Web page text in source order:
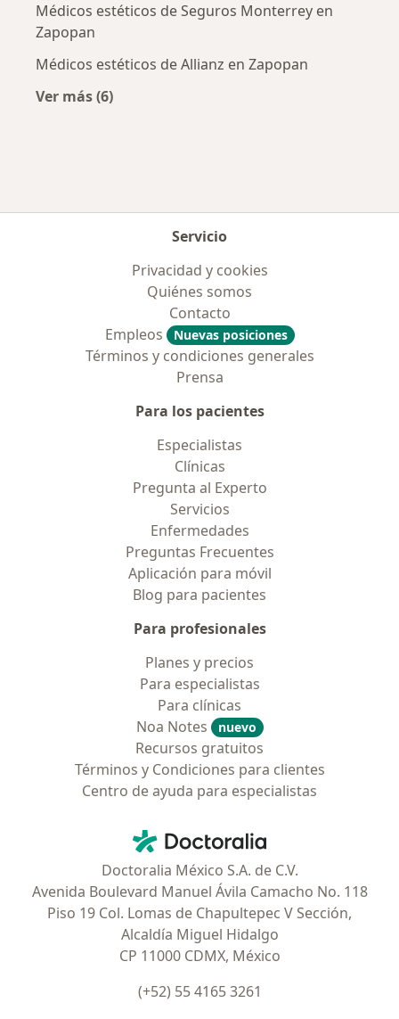
Médicos estéticos de Seguros Monterrey en
Zapopan
Médicos estéticos de Allianz en Zapopan
Ver más (6)
Servicio
Privacidad y cookies
Quiénes somos
Contacto
Empleos
Nuevas posiciones
Términos y condiciones generales
Prensa
Para los pacientes
Especialistas
Clínicas
Pregunta al Experto
Servicios
Enfermedades
Preguntas Frecuentes
Aplicación para móvil
Blog para pacientes
Para profesionales
Planes y precios
Para especialistas
Para clínicas
Noa Notes
nuevo
Recursos gratuitos
Términos y Condiciones para clientes
Centro de ayuda para especialistas
Doctoralia - Página de inicio
Doctoralia México S.A. de C.V.
Avenida Boulevard Manuel Ávila Camacho No. 118
Piso 19 Col. Lomas de Chapultepec V Sección,
Alcaldía Miguel Hidalgo
CP 11000 CDMX, México
(+52) 55 4165 3261